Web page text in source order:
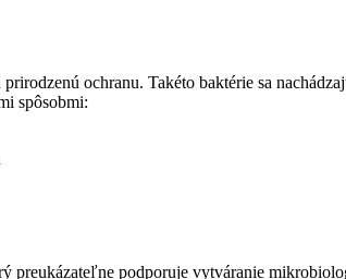
ochranu. Takéto baktérie sa
spôsobmi:
preukázateľne podporuje vytváranie